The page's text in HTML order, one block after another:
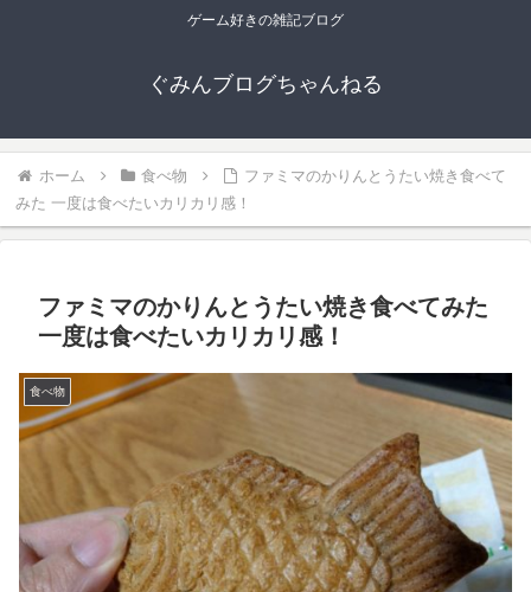
ゲーム好きの雑記ブログ
ぐみんブログちゃんねる
ホーム 食べ物
ファミマのかりんとうたい焼き食べて
みた 一度は食べたいカリカリ感！
ファミマのかりんとうたい焼き食べてみた
一度は食べたいカリカリ感！
食べ物